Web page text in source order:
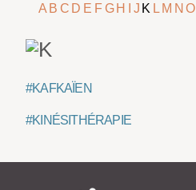
A B C D E F G H J K L M NO
#KAFKAÏEN
#KINÉSITHÉRAPIE